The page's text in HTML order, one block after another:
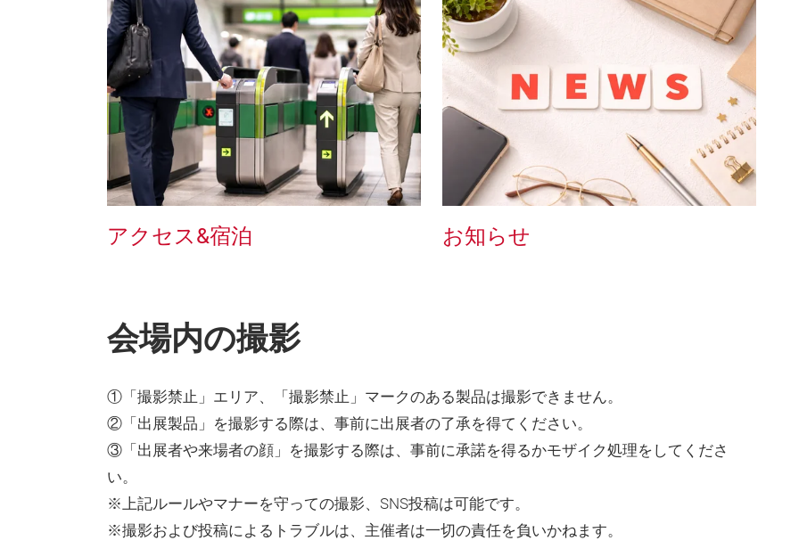
アクセス&宿泊 お知らせ
会場内の撮影
①「撮影禁止」エリア、「撮影禁止」マークのある製品は撮影できません。
②「出展製品」を撮影する際は、事前に出展者の了承を得てください。
③「出展者や来場者の顔」を撮影する際は、事前に承諾を得るかモザイク処理をしてくださ
い。
※上記ルールやマナーを守っての撮影、SNS投稿は可能です。
※撮影および投稿によるトラブルは、主催者は一切の責任を負いかねます。